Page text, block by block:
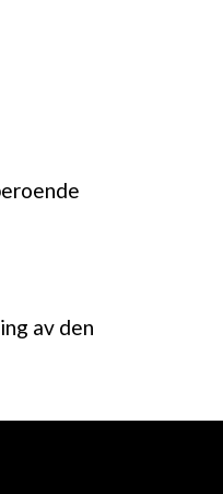
av den